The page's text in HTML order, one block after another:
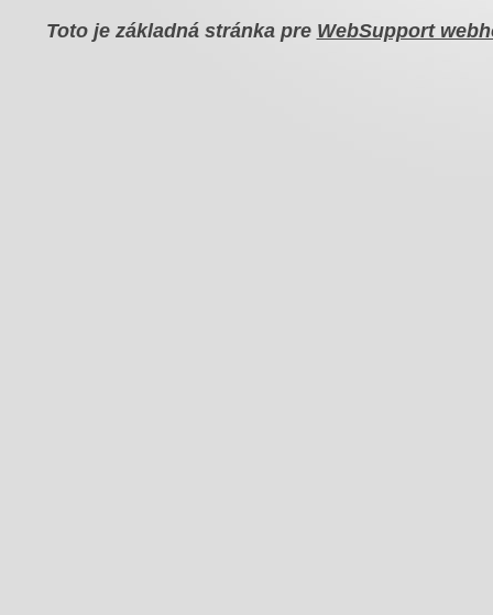
Toto je základná stránka pre WebSupport